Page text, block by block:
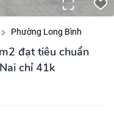
Phường Long Bình
đạt tiêu chuẩn
chỉ 41k